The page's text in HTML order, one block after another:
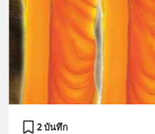
2 บันทึก